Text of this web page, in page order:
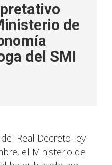
de
del SMI
Real Decreto-ley
el Ministerio de